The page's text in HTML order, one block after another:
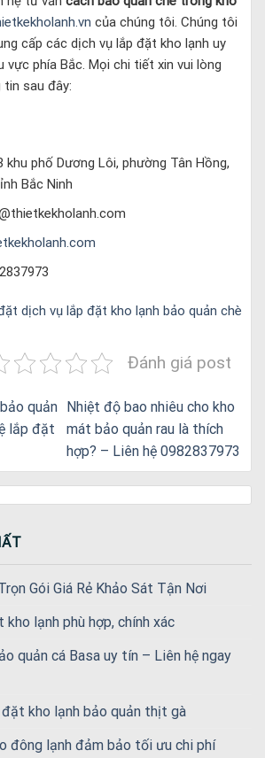
của chúng tôi. Chúng tôi
cấp các dịch vụ lắp đặt kho lạnh uy
vực phía Bắc. Mọi chi tiết xin vui lòng
tin sau đây:
phố Dương Lôi, phường Tân Hồng,
Bắc Ninh
dịch vụ lắp đặt kho lạnh bảo quản chè
Đánh giá post
quản
lắp đặt
Nhiệt độ bao nhiêu cho kho
mát bảo quản rau là thích
hợp? – Liên hệ 0982837973
Gói Giá Rẻ Khảo Sát Tận Nơi
lạnh phù hợp, chính xác
quản cá Basa uy tín – Liên hệ ngay
đặt kho lạnh bảo quản thịt gà
đông lạnh đảm bảo tối ưu chi phí